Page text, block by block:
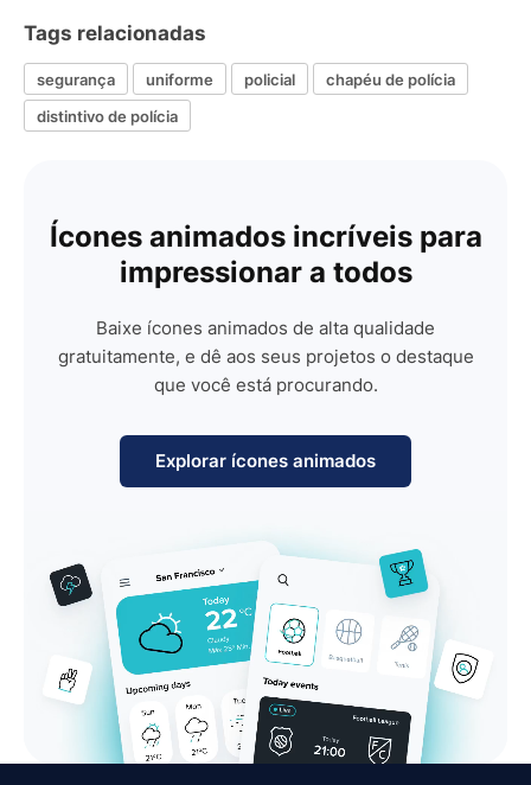
Tags relacionadas
segurança uniforme policial
chapéu de polícia
distintivo de polícia
Ícones animados incríveis para
impressionar a todos
Baixe ícones animados de alta qualidade
gratuitamente, e dê aos seus projetos o destaque
que você está procurando.
Explorar ícones animados